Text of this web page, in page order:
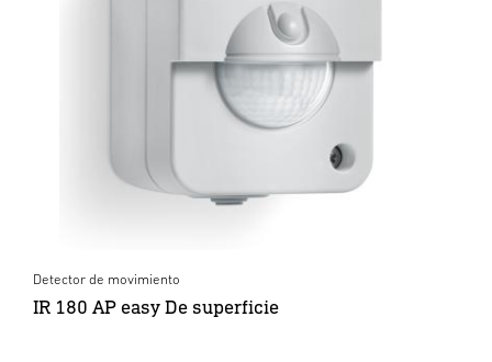
Detector de movimiento
IR 180 AP easy De superficie